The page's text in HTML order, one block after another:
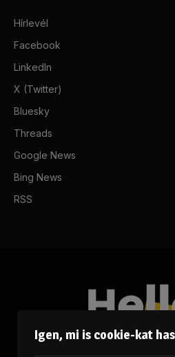
Hírlevél
Facebook
LinkedIn
X (Twitter)
Bluesky
Threads
Google News
Bing News
RSS
Igen, mi is cookie-kat